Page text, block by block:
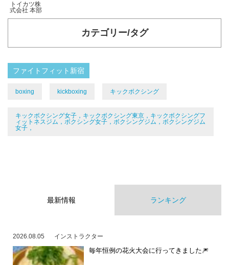
トイカツ株
式会社 本部
カテゴリー/タグ
ファイトフィット新宿
boxing kickboxing キックボクシング
キックボクシング女子，キックボクシング東京，キックボクシングフ
ィットネスジム，ボクシング女子，ボクシングジム，ボクシングジム
女子，
最新情報 ランキング
2026.08.05 インストラクター
毎年恒例の花火大会に行ってきました🎆